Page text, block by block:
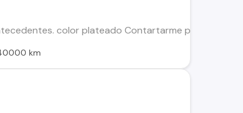
color plateado Contartarme por
km